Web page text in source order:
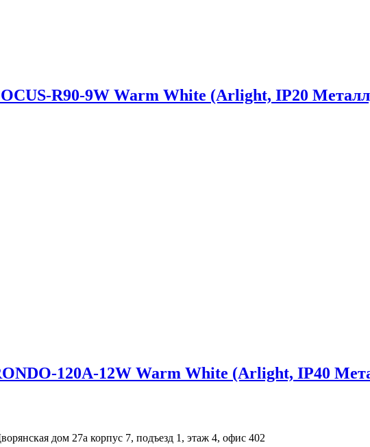
R90-9W Warm White (Arlight, IP20
120A-12W Warm White (Arlight, IP40
дом 27а корпус 7, подъезд 1, этаж 4, офис 402